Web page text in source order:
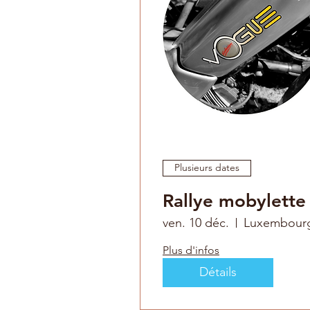
Plusieurs dates
Rallye mobylette
ven. 10 déc.
Plus d'infos
Détails